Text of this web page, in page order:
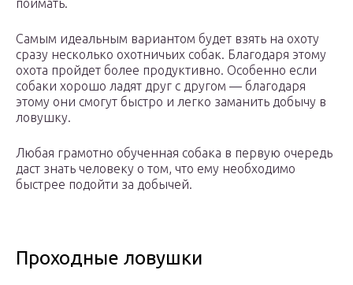
поймать.
Самым идеальным вариантом будет взять на охоту
сразу несколько охотничьих собак. Благодаря этому
охота пройдет более продуктивно. Особенно если
собаки хорошо ладят друг с другом — благодаря
этому они смогут быстро и легко заманить добычу в
ловушку.
Любая грамотно обученная собака в первую очередь
даст знать человеку о том, что ему необходимо
быстрее подойти за добычей.
Проходные ловушки